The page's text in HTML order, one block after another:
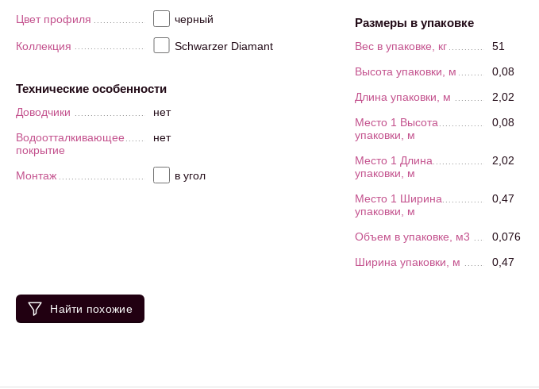
Цвет профиля черный
Коллекция Schwarzer Diamant
Технические особенности
Доводчики
нет
Водоотталкивающее
покрытие
нет
Монтаж в угол
Размеры в упаковке
Вес в упаковке, кг
51
Высота упаковки, м
0,08
Длина упаковки, м
2,02
Место 1 Высота
упаковки, м
0,08
Место 1 Длина
упаковки, м
2,02
Место 1 Ширина
упаковки, м
0,47
Объем в упаковке, м3
0,076
Ширина упаковки, м
0,47
Найти похожие